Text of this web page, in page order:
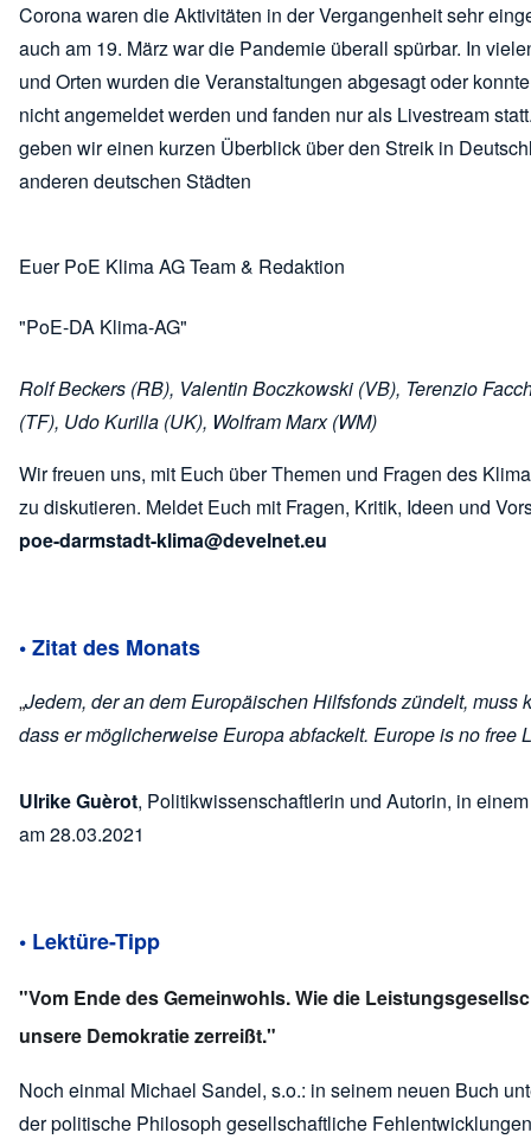
Corona waren die Aktivitäten in der Vergangenheit sehr
auch am 19. März war die Pandemie überall spürbar. In
und Orten wurden die Veranstaltungen abgesagt oder
nicht angemeldet werden und fanden nur als Livestream
geben wir einen kurzen Überblick über den Streik in
anderen deutschen Städten
Euer PoE Klima AG Team & Redaktion
"PoE-DA Klima-AG"
Rolf Beckers (RB), Valentin Boczkowski (VB), Terenzio
(TF), Udo Kurilla (UK), Wolfram Marx (WM)
Wir freuen uns, mit Euch über Themen und Fragen des
zu diskutieren. Meldet Euch mit Fragen, Kritik, Ideen und
poe-darmstadt-klima@develnet.eu
• Zitat des Monats
„Jedem, der an dem Europäischen Hilfsfonds zündelt, muss
dass er möglicherweise Europa abfackelt. Europe is no free
Ulrike Guèrot, Politikwissenschaftlerin und Autorin, in
am 28.03.2021
• Lektüre-Tipp
"Vom Ende des Gemeinwohls. Wie die
unsere Demokratie zerreißt."
Noch einmal Michael Sandel, s.o.: in seinem neuen Buch
der politische Philosoph gesellschaftliche